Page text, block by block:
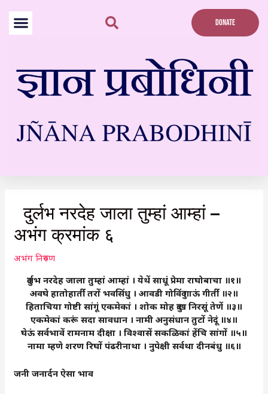
content
DONATE
दुर्लभ नरदेह जाला तुम्हां आम्हां –
अभंग क्रमांक ६
अभंग निरुपण
दुर्लभ नरदेह जाला तुम्हां आम्हां । येथें साधूं प्रेमा राघोबाचा ॥१॥
अवघे हातोहातींं तरों भवसिंधु । आवडी गोविंदु गाऊं गीतींं ॥२॥
हिताचिया गोष्टी सांगूं एकमेकां । शोक मोह दुःख निरसूं तेणें ॥३॥
एकमेकां करूं सदा सावधान । नामी अनुसंधान तुटों नेदूं ॥४॥
घेऊं सर्वभावें रामनाम दीक्षा । विश्वासें सकळिकां हेंचि सांगों ॥५॥
नामा म्हणे शरण रिघों पंढरीनाथा । नुपेक्षी सर्वथा दीनबंधु ॥६॥
जनी जनार्दन ऐसा भाव